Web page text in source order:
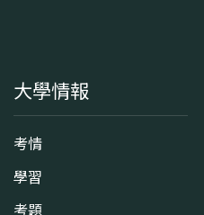
大學情報
考情
學習
考題